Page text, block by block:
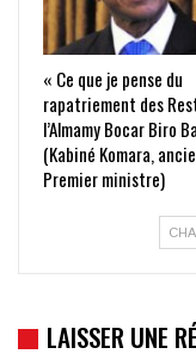
« Ce que je pense du
rapatriement des
l’Almamy Bocar Biro
(Kabiné Komara,
Premier ministre)
LAISSER UNE